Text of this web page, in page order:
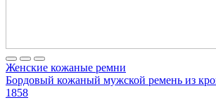
Женские кожаные ремни
Бордовый кожаный мужской ремень из
1858